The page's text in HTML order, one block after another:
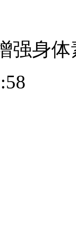
强身体